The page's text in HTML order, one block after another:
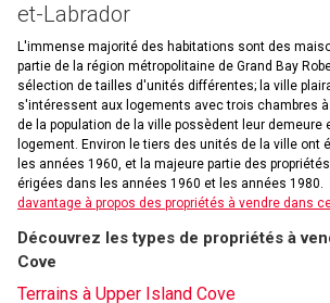
et-Labrador
L'immense majorité des habitations sont des
partie de la région métropolitaine de Grand Bay
sélection de tailles d'unités différentes; la ville
s'intéressent aux logements avec trois chambres à
de la population de la ville possèdent leur demeure
logement. Environ le tiers des unités de la ville ont
les années 1960, et la majeure partie des
érigées dans les années 1960 et les années 1980.
davantage à propos des propriétés à vendre dans
Découvrez les types de propriétés à
Cove
Terrains à Upper Island Cove